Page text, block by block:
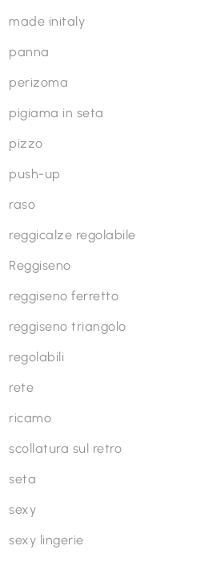
made initaly
panna
perizoma
pigiama in seta
pizzo
push-up
raso
reggicalze regolabile
Reggiseno
reggiseno ferretto
reggiseno triangolo
regolabili
rete
ricamo
scollatura sul retro
seta
sexy
sexy lingerie